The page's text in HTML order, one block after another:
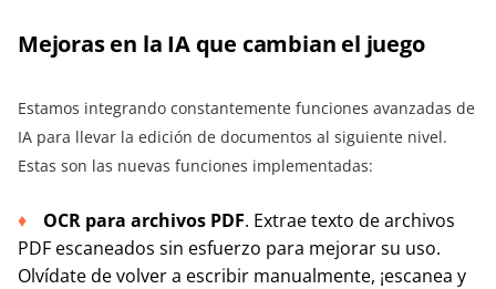
Mejoras en la IA que cambian el juego
Estamos integrando constantemente funciones avanzadas de
IA para llevar la edición de documentos al siguiente nivel.
Estas son las nuevas funciones implementadas:
OCR para archivos PDF. Extrae texto de archivos
PDF escaneados sin esfuerzo para mejorar su uso.
Olvídate de volver a escribir manualmente, ¡escanea y